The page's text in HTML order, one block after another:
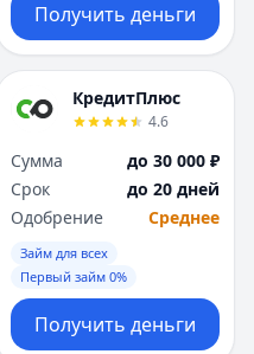
Получить деньги
КредитПлюс
4.6
Сумма
до 30 000 ₽
Срок
до 20 дней
Одобрение
Среднее
Займ для всех
Первый займ 0%
Получить деньги